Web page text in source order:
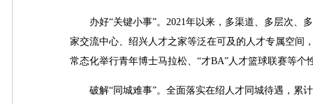
办好“关键小事”。2021年以来，多渠道、多层次、
家交流中心、绍兴人才之家等泛在可及的人才专属空间
常态化举行青年博士马拉松、“才BA”人才篮球联赛等个
破解“同城难事”。全面落实在绍人才同城待遇，累计